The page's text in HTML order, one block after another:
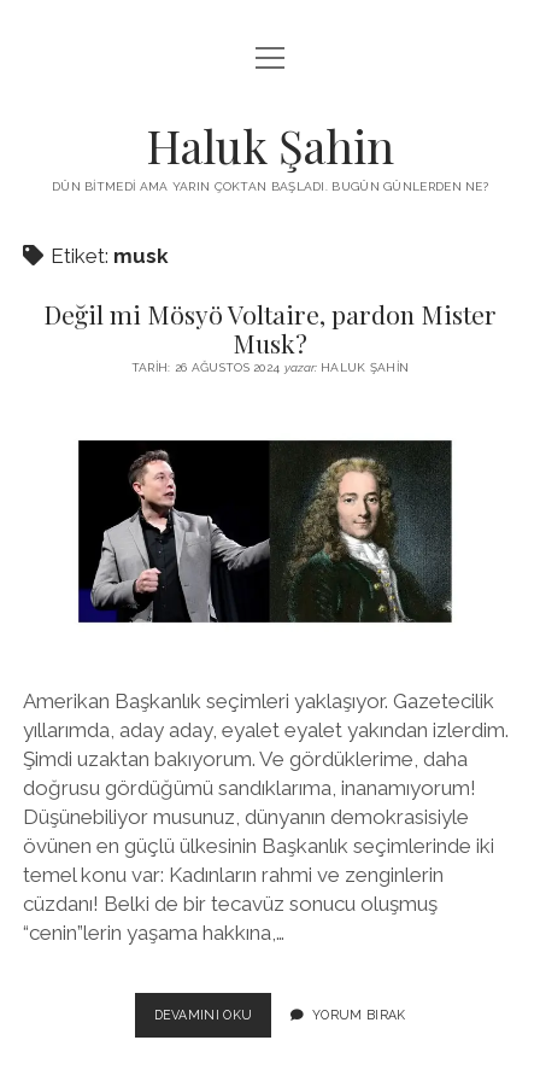
KUTUP YILDIZI
MENDIREK YAZILARI
İYI YAŞAM VE MUTLULUK ÜZERINE
BABIALI’DE CINAYET
BIZ KIMIZ?
DERS NOTLARI – LECTURE NOTES
YAZMADAN EDEMEDIM
HABERLER / NEWS
twitterfacebook
instagram
menüyü
aç
Haluk Şahin
DÜN BITMEDI AMA YARIN ÇOKTAN BAŞLADI. BUGÜN GÜNLERDEN NE?
Etiket: musk
Değil mi Mösyö Voltaire, pardon Mister
Musk?
TARIH: 26 AĞUSTOS 2024 yazar:HALUK ŞAHIN
Amerikan Başkanlık seçimleri yaklaşıyor. Gazetecilik
yıllarımda, aday aday, eyalet eyalet yakından izlerdim.
Şimdi uzaktan bakıyorum. Ve gördüklerime, daha
doğrusu gördüğümü sandıklarıma, inanamıyorum!
Düşünebiliyor musunuz, dünyanın demokrasisiyle
övünen en güçlü ülkesinin Başkanlık seçimlerinde iki
temel konu var: Kadınların rahmi ve zenginlerin
cüzdanı! Belki de bir tecavüz sonucu oluşmuş
“cenin”lerin yaşama hakkına,…
DEVAMINI OKU
MI
YORUM BIRAK